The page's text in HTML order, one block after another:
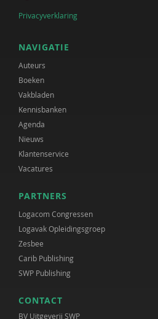
Privacyverklaring
NAVIGATIE
Auteurs
Boeken
Vakbladen
Kennisbanken
Agenda
Nieuws
Klantenservice
Vacatures
PARTNERS
Logacom Congressen
Logavak Opleidingsgroep
Zesbee
Carib Publishing
SWP Publishing
CONTACT
BV Uitgeverij SWP